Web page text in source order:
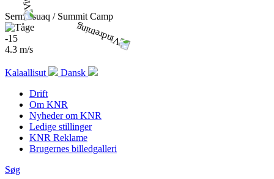
Sermersuaq / Summit Camp
-15
4.3 m/s
Kalaallisut
Dansk
Drift
Om KNR
Nyheder om KNR
Ledige stillinger
KNR Reklame
Brugernes billedgalleri
Søg